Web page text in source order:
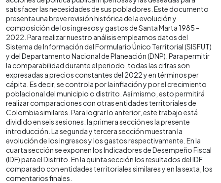
satisfacer las necesidades de sus pobladores. Este documento
presenta una breve revisión histórica de la evolución y
composición de los ingresos y gastos de Santa Marta 1985 -
2022. Para realizar nuestro análisis empleamos datos del
Sistema de Información del Formulario Único Territorial (SISFUT)
y del Departamento Nacional de Planeación (DNP). Para permitir
la comparabilidad durante el periodo, todas las cifras son
expresadas a precios constantes del 2022 y en términos per
cápita. Es decir, se controla por la inflación y por el crecimiento
poblacional del municipio o distrito. Así mismo, esto permitirá
realizar comparaciones con otras entidades territoriales de
Colombia similares. Para lograr lo anterior, este trabajo está
dividido en seis sesiones: la primera sección es la presente
introducción. La segunda y tercera sección muestran la
evolución de los ingresos y los gastos respectivamente. En la
cuarta sección se exponen los Indicadores de Desempeño Fiscal
(IDF) para el Distrito. En la quinta sección los resultados del IDF
comparado con entidades territoriales similares y en la sexta, los
comentarios finales.